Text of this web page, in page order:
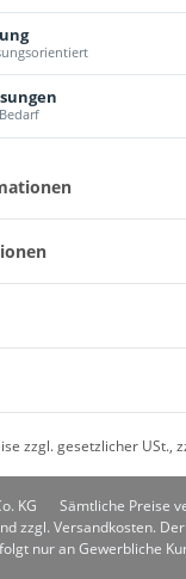
zzgl. gesetzlicher USt.,
KG
Sämtliche Preise
zzgl. Versandkosten.
nur an Gewerbliche